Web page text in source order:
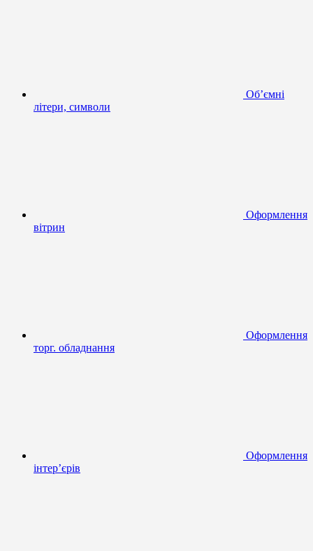
Об’ємні
літери, символи
Оформлення
вітрин
Оформлення
торг. обладнання
Оформлення
інтер’єрів